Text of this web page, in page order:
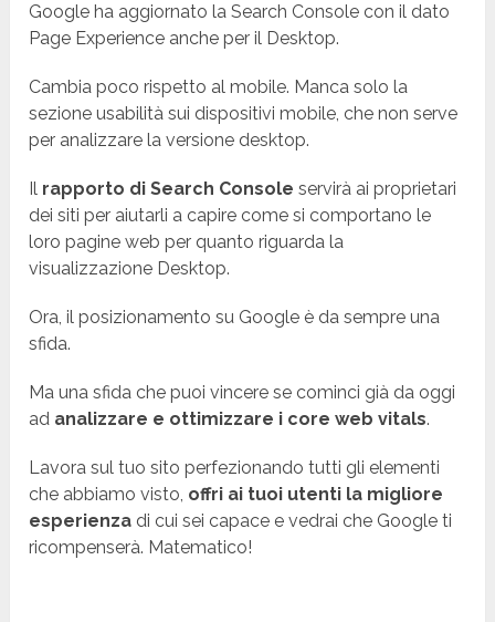
Google ha aggiornato la Search Console con il dato
Page Experience anche per il Desktop.
Cambia poco rispetto al mobile. Manca solo la
sezione usabilità sui dispositivi mobile, che non serve
per analizzare la versione desktop.
Il rapporto di Search Console servirà ai proprietari
dei siti per aiutarli a capire come si comportano le
loro pagine web per quanto riguarda la
visualizzazione Desktop.
Ora, il posizionamento su Google è da sempre una
sfida.
Ma una sfida che puoi vincere se cominci già da oggi
ad analizzare e ottimizzare i core web vitals.
Lavora sul tuo sito perfezionando tutti gli elementi
che abbiamo visto, offri ai tuoi utenti la migliore
esperienza di cui sei capace e vedrai che Google ti
ricompenserà. Matematico!